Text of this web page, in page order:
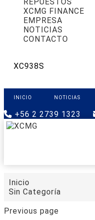
XCMG FINANCE
EMPRESA
NOTICIAS
CONTACTO
XC938S
INICIO NOTICIAS
+56 2 2739 1323
Inicio
Sin Categoría
Previous page